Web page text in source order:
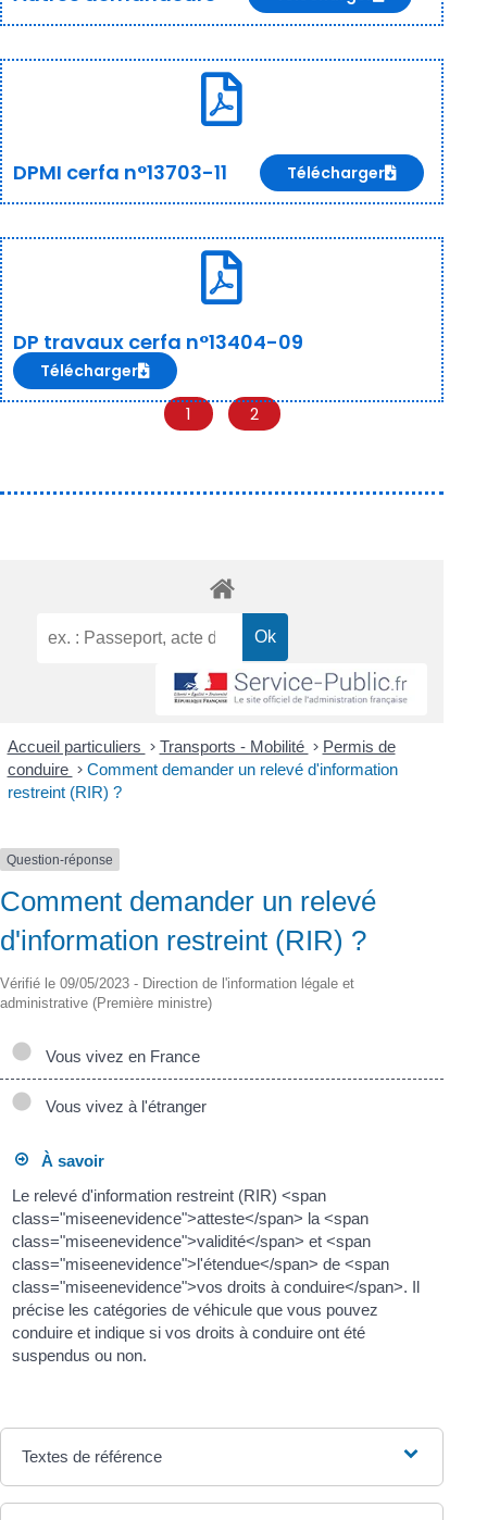
DPMI cerfa n°13703-11 Télécharger
DP travaux cerfa n°13404-09
Télécharger
1 2
Accueil particuliers > Transports - Mobilité > Permis de
conduire > Comment demander un relevé d'information
restreint (RIR) ?
Question-réponse
Comment demander un relevé
d'information restreint (RIR) ?
Vérifié le 09/05/2023 - Direction de l'information légale et
administrative (Première ministre)
Vous vivez en France
Vous vivez à l'étranger
À savoir
Le relevé d'information restreint (RIR) <span
class="miseenevidence">atteste</span> la <span
class="miseenevidence">validité</span> et <span
class="miseenevidence">l'étendue</span> de <span
class="miseenevidence">vos droits à conduire</span>. Il
précise les catégories de véhicule que vous pouvez
conduire et indique si vos droits à conduire ont été
suspendus ou non.
Textes de référence